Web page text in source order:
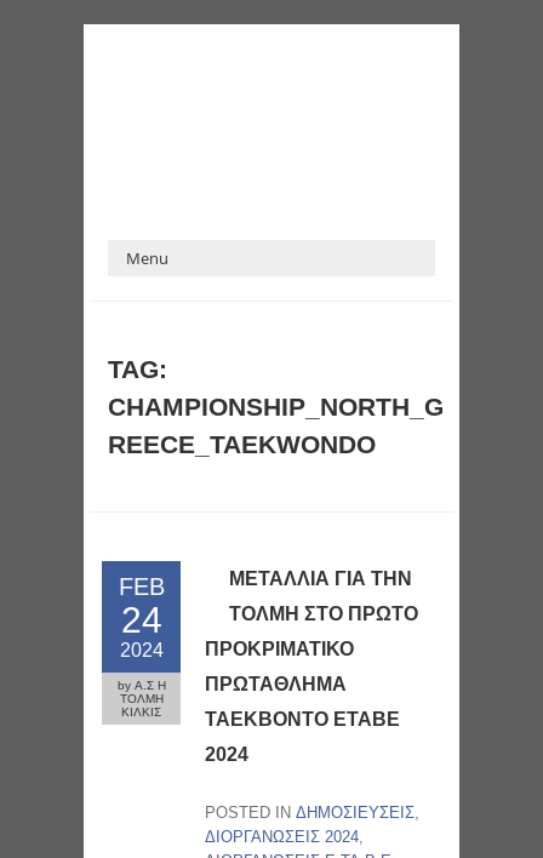
TAG:
CHAMPIONSHIP_NORTH_G
REECE_TAEKWONDO
FEB
24
2024
by Α.Σ Η
ΤΟΛΜΗ
ΚΙΛΚΙΣ
ΜΕΤΑΛΛΙΑ ΓΙΑ ΤΗΝ
ΤΟΛΜΗ ΣΤΟ ΠΡΩΤΟ
ΠΡΟΚΡΙΜΑΤΙΚΟ
ΠΡΩΤΑΘΛΗΜΑ
ΤΑΕΚΒΟΝΤΟ ΕΤΑΒΕ
2024
POSTED IN ΔΗΜΟΣΙΕΥΣΕΙΣ,
ΔΙΟΡΓΑΝΩΣΕΙΣ 2024,